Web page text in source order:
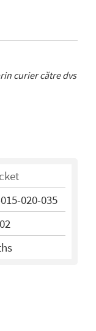
curier către dvs
020-035